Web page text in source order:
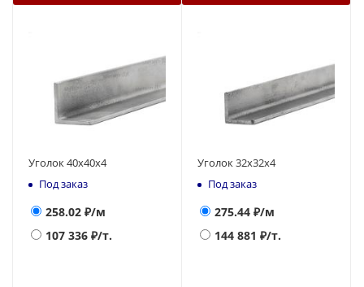
Уголок 40х40х4
Под заказ
258.02 ₽/м
107 336 ₽/т.
Уголок 32х32х4
Под заказ
275.44 ₽/м
144 881 ₽/т.